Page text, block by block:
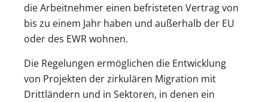
die Arbeitnehmer einen befristeten Vertrag von
bis zu einem Jahr haben und außerhalb der EU
oder des EWR wohnen.
Die Regelungen ermöglichen die Entwicklung
von Projekten der zirkulären Migration mit
Drittländern und in Sektoren, in denen ein